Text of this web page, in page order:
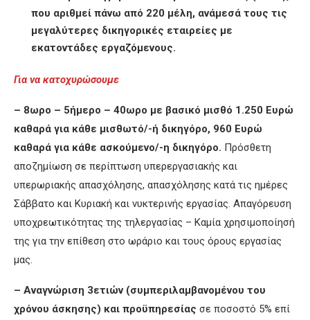
που αριθμεί πάνω από 220 μέλη, ανάμεσά τους τις
μεγαλύτερες δικηγορικές εταιρείες με
εκατοντάδες εργαζόμενους.
Για να κατοχυρώσουμε
– 8ωρο – 5ήμερο – 40ωρο με βασικό μισθό 1.250 Ευρώ
καθαρά για κάθε μισθωτό/-ή δικηγόρο, 960 Ευρώ
καθαρά για κάθε ασκούμενο/-η δικηγόρο. Πρόσθετη
αποζημίωση σε περίπτωση υπερεργασιακής και
υπερωριακής απασχόλησης, απασχόλησης κατά τις ημέρες
Σάββατο και Κυριακή και νυκτερινής εργασίας. Απαγόρευση
υποχρεωτικότητας της τηλεργασίας – Καμία χρησιμοποίησή
της για την επίθεση στο ωράριο και τους όρους εργασίας
μας.
– Αναγνώριση 3ετιών (συμπεριλαμβανομένου του
χρόνου άσκησης) και προϋπηρεσίας σε ποσοστό 5% επί